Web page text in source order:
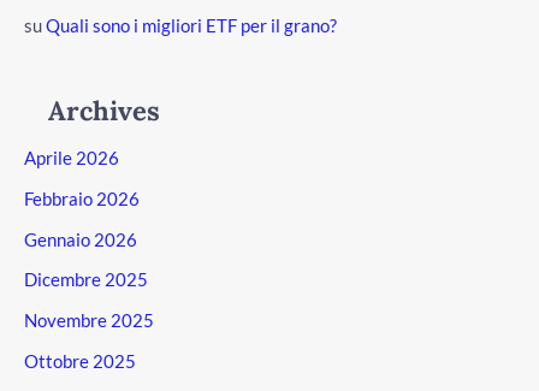
suQuali sono i migliori ETF per il grano?
Archives
Aprile 2026
Febbraio 2026
Gennaio 2026
Dicembre 2025
Novembre 2025
Ottobre 2025